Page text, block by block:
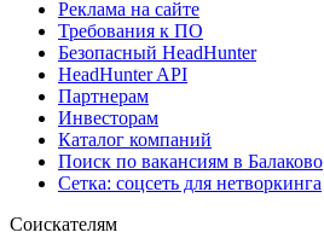
Реклама на сайте
Требования к ПО
Безопасный HeadHunter
HeadHunter API
Партнерам
Инвесторам
Каталог компаний
Поиск по вакансиям в Балаково
Сетка: соцсеть для нетворкинга
Соискателям